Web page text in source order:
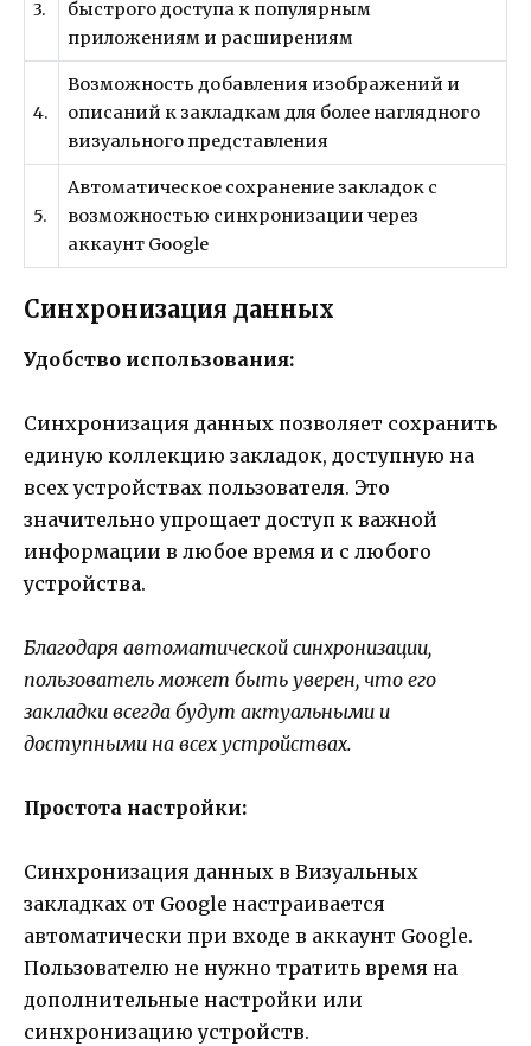
3.
быстрого доступа к популярным
приложениям и расширениям
4.
Возможность добавления изображений и
описаний к закладкам для более наглядного
визуального представления
5.
Автоматическое сохранение закладок с
возможностью синхронизации через
аккаунт Google
Синхронизация данных
Удобство использования:
Синхронизация данных позволяет сохранить
единую коллекцию закладок, доступную на
всех устройствах пользователя. Это
значительно упрощает доступ к важной
информации в любое время и с любого
устройства.
Благодаря автоматической синхронизации,
пользователь может быть уверен, что его
закладки всегда будут актуальными и
доступными на всех устройствах.
Простота настройки:
Синхронизация данных в Визуальных
закладках от Google настраивается
автоматически при входе в аккаунт Google.
Пользователю не нужно тратить время на
дополнительные настройки или
синхронизацию устройств.